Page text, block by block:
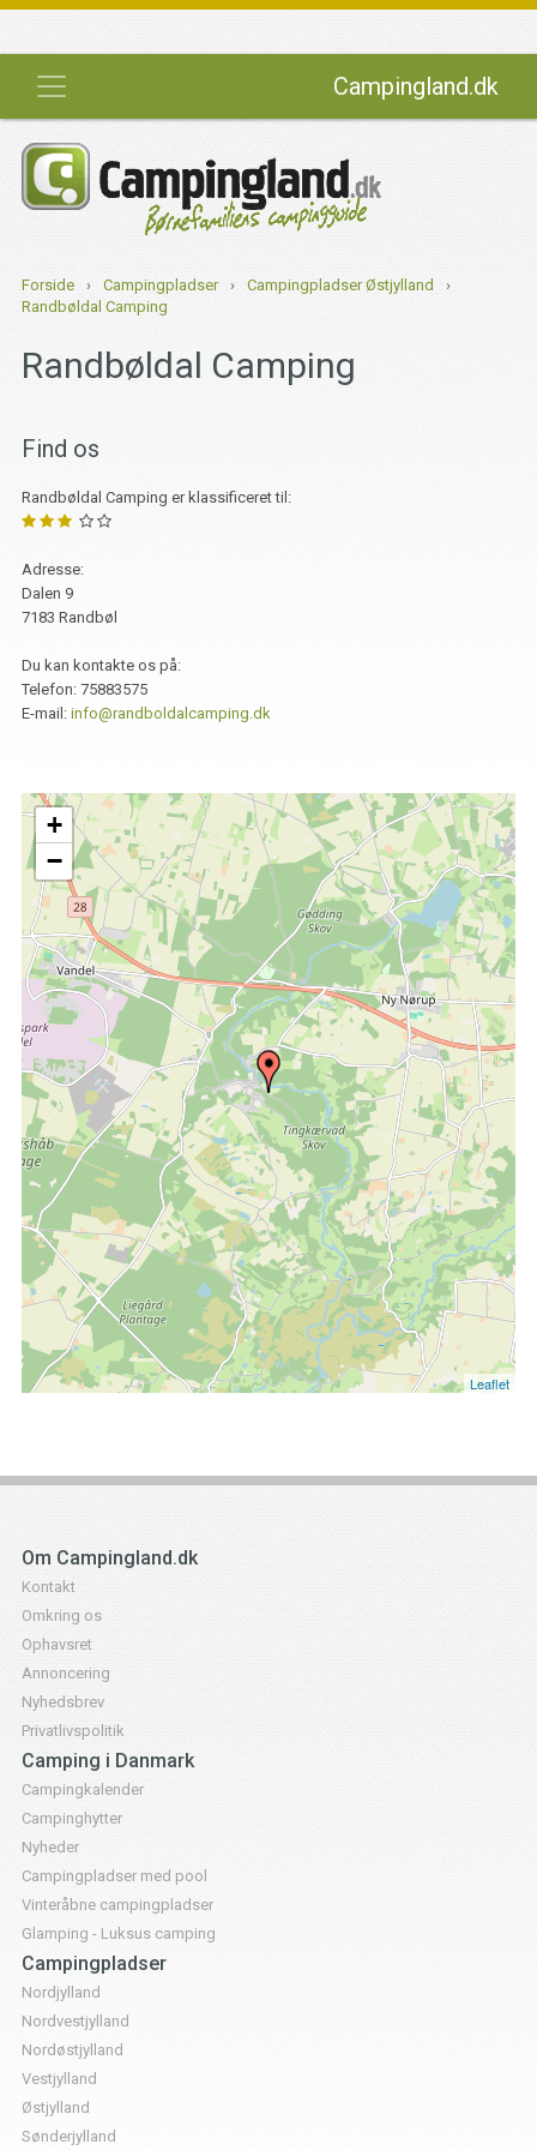
Campingland.dk
Forside › Campingpladser › Campingpladser Østjylland
›
Randbøldal Camping
Randbøldal Camping
Find os
Randbøldal Camping er klassificeret til:
Adresse:
Dalen 9
7183 Randbøl
Du kan kontakte os på:
Telefon: 75883575
E-mail: info@randboldalcamping.dk
+
−
Leaflet
Om Campingland.dk
Kontakt
Omkring os
Ophavsret
Annoncering
Nyhedsbrev
Privatlivspolitik
Camping i Danmark
Campingkalender
Campinghytter
Nyheder
Campingpladser med pool
Vinteråbne campingpladser
Glamping - Luksus camping
Campingpladser
Nordjylland
Nordvestjylland
Nordøstjylland
Vestjylland
Østjylland
Sønderjylland